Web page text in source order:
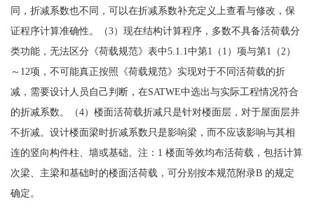
同，折减系数也不同，可以在折减系数补充定义上查看与修改，保
证程序计算准确性。（3）现在结构计算程序，多数不具备活荷载分
类功能，无法区分《荷载规范》表中5.1.1中第1（1）项与第1（2）
～12项，不可能真正按照《荷载规范》实现对于不同活荷载的折
减，需要设计人员自己判断，在SATWE中选出与实际工程情况符合
的折减系数。（4）楼面活荷载折减只是针对楼面层，对于屋面层并
不折减。设计楼面梁时折减系数只是影响梁，而不应该影响与其相
连的竖向构件柱、墙或基础。注：1 楼面等效均布活荷载，包括计算
次梁、主梁和基础时的楼面活荷载，可分别按本规范附录B 的规定
确定。